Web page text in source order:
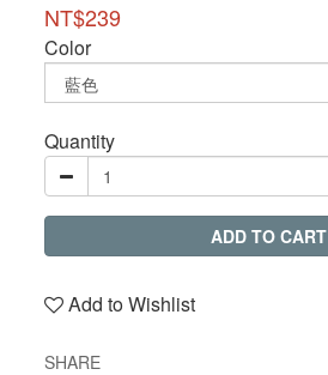
NT$239
Color
Quantity
ADD TO CART
Add to Wishlist
SHARE